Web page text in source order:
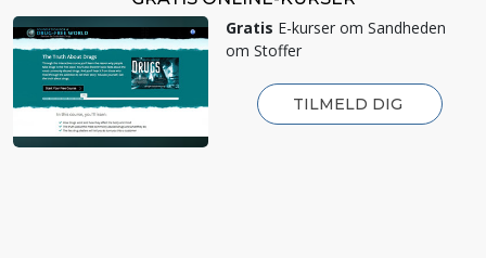
Gratis E-kurser om Sandheden
om Stoffer
TILMELD DIG